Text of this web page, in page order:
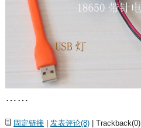
……
固定链接| 发表评论(8)| Trackback(0)